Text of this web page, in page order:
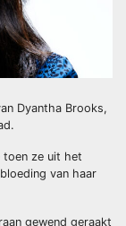
Dyantha Brooks,
toen ze uit het
van haar
gewend geraakt